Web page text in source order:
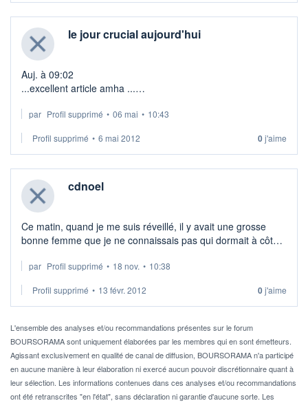
le jour crucial aujourd'hui
Auj. à 09:02
...excellent article amha ...
Les enjeux d'un vote historique
Union Européenne
http://bit.ly/IZpmIQ
Par Nicolas Ba ...
par Profil supprimé • 06 mai • 10:43
Profil supprimé • 6 mai 2012 0j'aime
cdnoel
Ce matin, quand je me suis réveillé, il y avait une grosse
bonne femme que je ne connaissais pas qui dormait à côté
par Profil supprimé • 18 nov. • 10:38
Profil supprimé • 13 févr. 2012 0j'aime
L'ensemble des analyses et/ou recommandations présentes sur le forum
BOURSORAMA sont uniquement élaborées par les membres qui en sont émetteurs.
Agissant exclusivement en qualité de canal de diffusion, BOURSORAMA n'a participé
en aucune manière à leur élaboration ni exercé aucun pouvoir discrétionnaire quant à
leur sélection. Les informations contenues dans ces analyses et/ou recommandations
ont été retranscrites "en l'état", sans déclaration ni garantie d'aucune sorte. Les